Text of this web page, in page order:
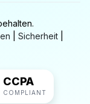
Sicherheit
CCPA
COMPLIANT